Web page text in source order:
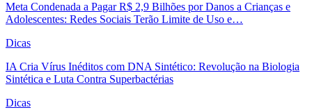
Meta Condenada a Pagar R$ 2,9 Bilhões por Danos a Crianças e
Adolescentes: Redes Sociais Terão Limite de Uso e…
Dicas
IA Cria Vírus Inéditos com DNA Sintético: Revolução na Biologia
Sintética e Luta Contra Superbactérias
Dicas